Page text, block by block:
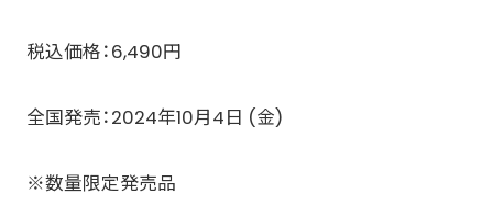
税込価格：6,490円​
全国発売：2024年10月4日 (金) ​
※数量限定発売品​